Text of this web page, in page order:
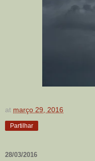
at março 29, 2016
Partilhar
28/03/2016